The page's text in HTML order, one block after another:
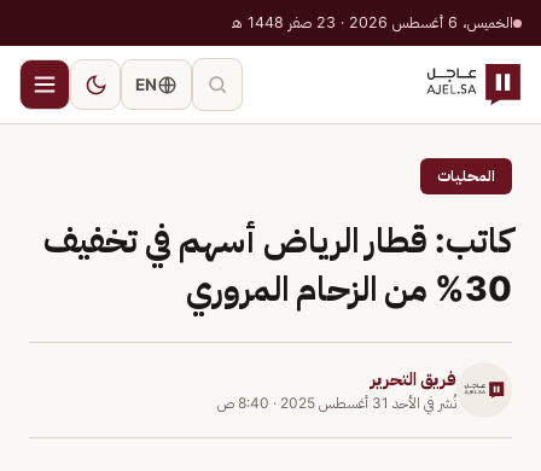
الخميس، 6 أغسطس 2026 · 23 صفر 1448 هـ
EN
المحليات
كاتب: قطار الرياض أسهم في تخفيف
30% من الزحام المروري
فريق التحرير
نُشر في الأحد 31 أغسطس 2025 · 8:40 ص